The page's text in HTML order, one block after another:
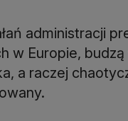
administracji
w Europie,
a raczej